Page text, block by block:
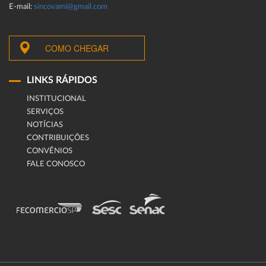
E-mail: sincovami@gmail.com
COMO CHEGAR
LINKS RÁPIDOS
INSTITUCIONAL
SERVIÇOS
NOTÍCIAS
CONTRIBUIÇÕES
CONVÊNIOS
FALE CONOSCO